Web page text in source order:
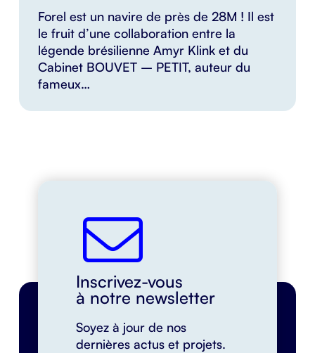
Forel est un navire de près de 28M ! Il est
le fruit d’une collaboration entre la
légende brésilienne Amyr Klink et du
Cabinet BOUVET – PETIT, auteur du
fameux…
Inscrivez-vous
à notre newsletter
Soyez à jour de nos
dernières actus et projets.